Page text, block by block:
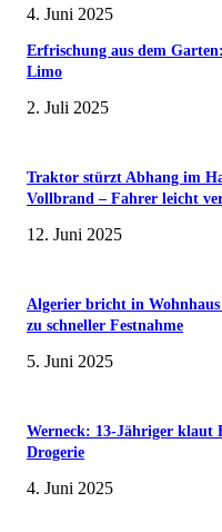
4. Juni 2025
Erfrischung aus dem
Limo
2. Juli 2025
Traktor stürzt Abhang im
Vollbrand – Fahrer leicht
12. Juni 2025
Algerier bricht in
zu schneller Festnahme
5. Juni 2025
Werneck: 13-Jähriger klaut
Drogerie
4. Juni 2025